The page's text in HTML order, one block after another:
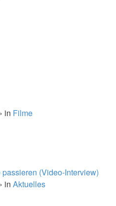
in Filme
(Video-Interview)
in Aktuelles